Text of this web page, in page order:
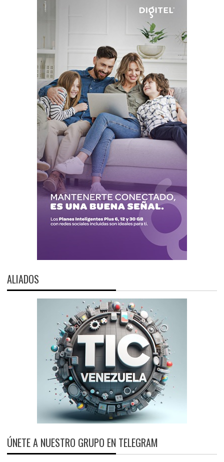
ALIADOS
ÚNETE A NUESTRO GRUPO EN TELEGRAM